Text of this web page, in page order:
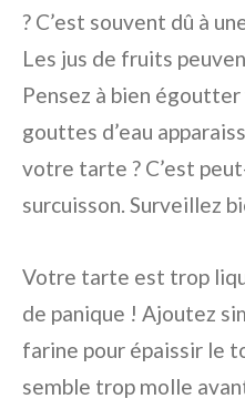
? C’est souvent dû à
Les jus de fruits
Pensez à bien
gouttes d’eau
votre tarte ? C’est
surcuisson. Surveillez
Votre tarte est trop
de panique ! Ajoutez
farine pour épaissir le
semble trop molle